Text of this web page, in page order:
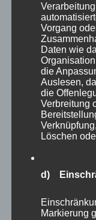
, EKH,
ca.2022
Freigänger
Lilli ist eine
Menschen
zurückhaltend
sie immer mehr
Sie hat ihren
Vorgang
Daten wie
die
Auslesen,
die
Verbreitung
Löschen
d)
Markierung